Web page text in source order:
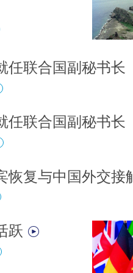
任联合国副秘书长
任联合国副秘书长
恢复与中国外交接
跃